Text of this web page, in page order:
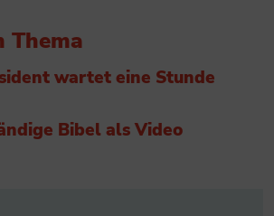
Thema
wartet eine Stunde
Bibel als Video